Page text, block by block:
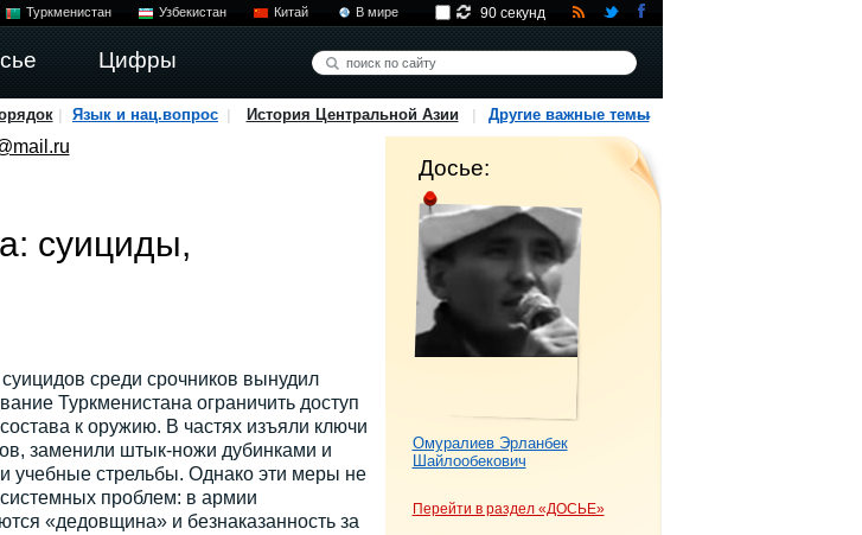
Туркменистан Узбекистан Китай В мире
Цифры
90 секунд
Язык и нац.вопрос История Центральной Азии Другие важные темы
суициды,
суицидов среди срочников вынудил
Туркменистана ограничить доступ
к оружию. В частях изъяли ключи
заменили штык-ножи дубинками и
учебные стрельбы. Однако эти меры не
проблем: в армии
«дедовщина» и безнаказанность за
Досье:
Омуралиев Эрланбек
Шайлообекович
Перейти в раздел «ДОСЬЕ»